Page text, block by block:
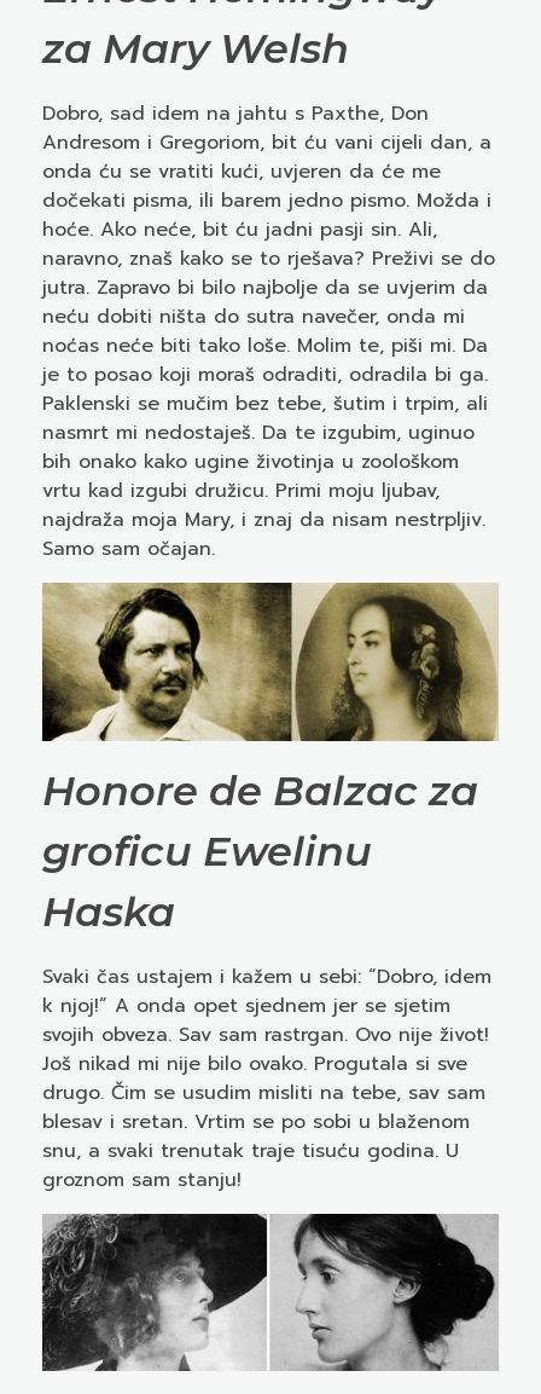
za Mary Welsh
Dobro, sad idem na jahtu s Paxthe, Don
Andresom i Gregoriom, bit ću vani cijeli dan, a
onda ću se vratiti kući, uvjeren da će me
dočekati pisma, ili barem jedno pismo. Možda i
hoće. Ako neće, bit ću jadni pasji sin. Ali,
naravno, znaš kako se to rješava? Preživi se do
jutra. Zapravo bi bilo najbolje da se uvjerim da
neću dobiti ništa do sutra navečer, onda mi
noćas neće biti tako loše. Molim te, piši mi. Da
je to posao koji moraš odraditi, odradila bi ga.
Paklenski se mučim bez tebe, šutim i trpim, ali
nasmrt mi nedostaješ. Da te izgubim, uginuo
bih onako kako ugine životinja u zoološkom
vrtu kad izgubi družicu. Primi moju ljubav,
najdraža moja Mary, i znaj da nisam nestrpljiv.
Samo sam očajan.
Honore de Balzac za
groficu Ewelinu
Haska
Svaki čas ustajem i kažem u sebi: “Dobro, idem
k njoj!” A onda opet sjednem jer se sjetim
svojih obveza. Sav sam rastrgan. Ovo nije život!
Još nikad mi nije bilo ovako. Progutala si sve
drugo. Čim se usudim misliti na tebe, sav sam
blesav i sretan. Vrtim se po sobi u blaženom
snu, a svaki trenutak traje tisuću godina. U
groznom sam stanju!